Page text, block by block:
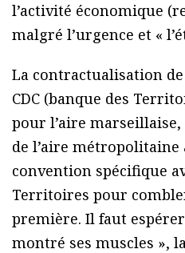
l’activité économique
malgré l’urgence et «
La contractualisation
CDC (banque des
pour l’aire
de l’aire métropolitaine
convention spécifique
Territoires pour
première. Il faut
montré ses muscles »,